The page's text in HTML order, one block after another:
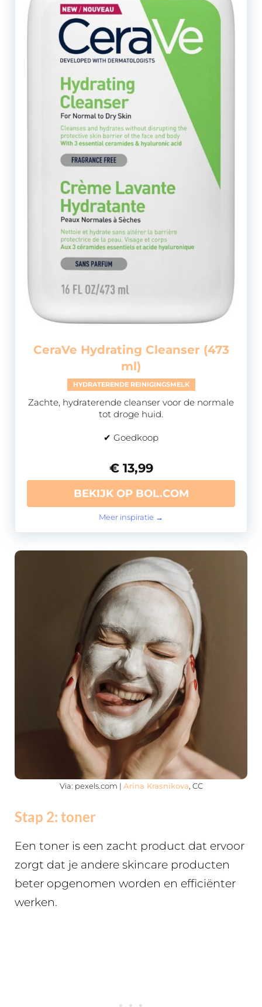
CeraVe Hydrating Cleanser (473
ml)
HYDRATERENDE REINIGINGSMELK
Zachte, hydraterende cleanser voor de normale
tot droge huid.
✔ Goedkoop
€ 13,99
BEKIJK OP BOL.COM
Meer inspiratie →
Via: pexels.com | Arina Krasnikova , CC
Stap 2: toner
Een toner is een zacht product dat ervoor
zorgt dat je andere skincare producten
beter opgenomen worden en efficiënter
werken.